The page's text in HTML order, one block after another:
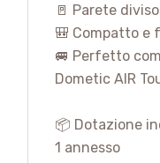
🚪 Parete
🎒 Compatto e
🚐 Perfetto
Dometic AIR
📦 Dotazione
1 annesso